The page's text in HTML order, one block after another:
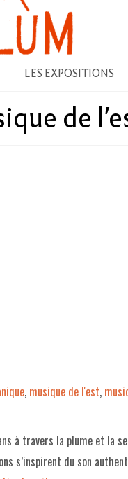
LES EXPOSITIONS
de
, musique de l'est,
à travers la plume et la
s’inspirent du son